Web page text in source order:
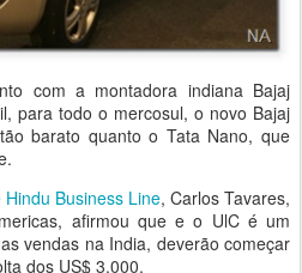
com a montadora indiana Bajaj
para todo o mercosul, o novo Bajaj
barato quanto o Tata Nano, que
Hindu Business Line, Carlos Tavares,
afirmou que e o UlC é um
vendas na India, deverão começar
dos US$ 3.000.